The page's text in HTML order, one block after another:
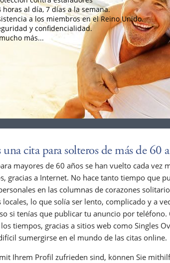
horas al día, 7 días a la semana.
a los miembros en el Reino Unido.
y confidencialidad.
más...
una cita para solteros de más de 60
mayores de 60 años se han vuelto cada vez
gracias a Internet. No hace tanto tiempo que
en las columnas de corazones
locales, lo que solía ser lento, complicado y a
si tenías que publicar tu anuncio por teléfono.
tiempos, gracias a sitios web como Singles
sumergirse en el mundo de las citas online.
Ihrem Profil zufrieden sind, können Sie